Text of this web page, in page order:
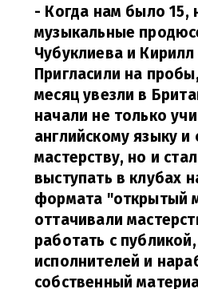
- Когда нам было 15,
музыкальные
Чубуклиева и
Пригласили на
месяц увезли в
начали не только
английскому языку и
мастерству, но и
выступать в клубах
формата "открытый
оттачивали
работать с
исполнителей и
собственный